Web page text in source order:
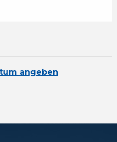
angeben